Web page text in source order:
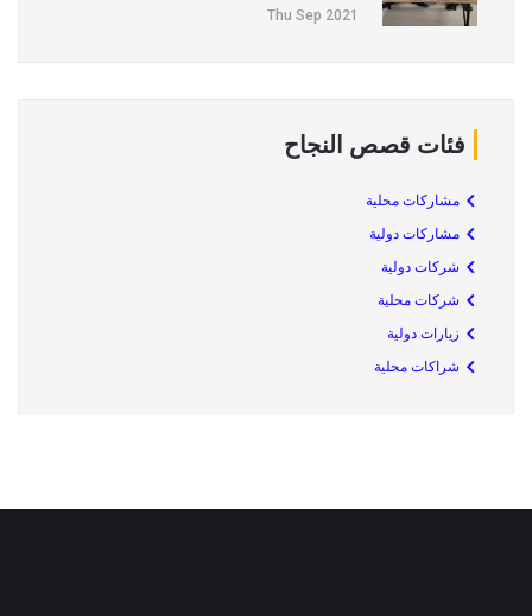
Thu Sep 2021
فئات قصص النجاح
مشاركات محلية
مشاركات دولية
شركات دولية
شركات محلية
زيارات دولية
شراكات محلية